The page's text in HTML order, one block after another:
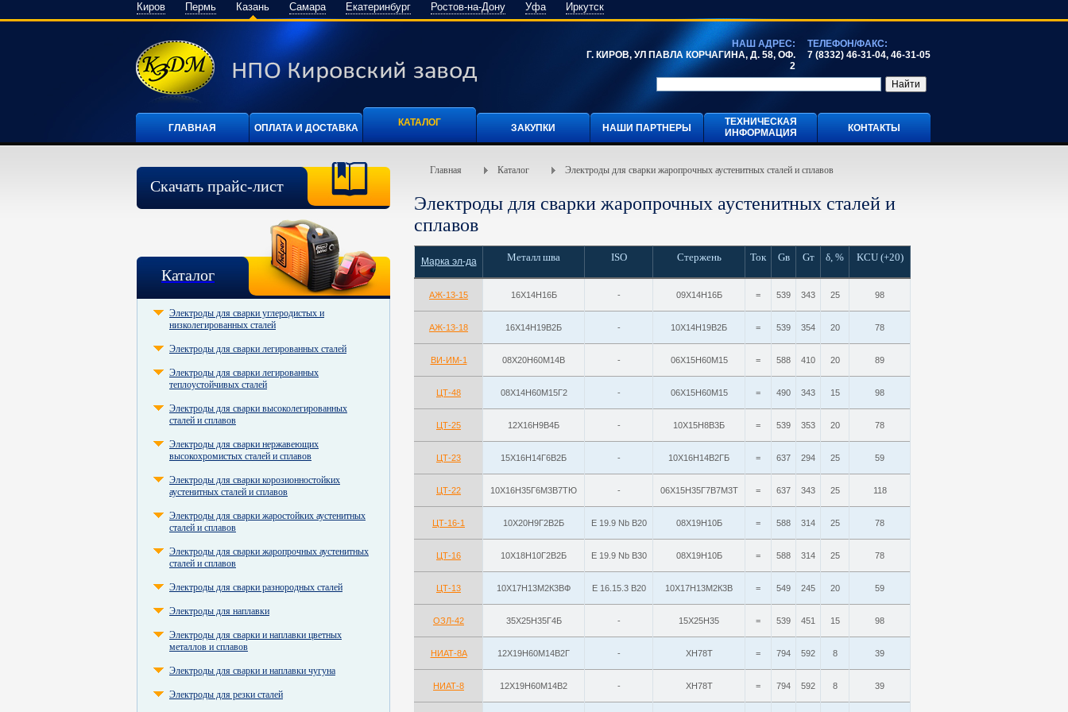
Киров Пермь Казань Самара Екатеринбург Ростов-на-Дону Уфа Иркутск
НАШ АДРЕС:
Г. КИРОВ, УЛ ПАВЛА КОРЧАГИНА, Д. 58, ОФ.
2
ТЕЛЕФОН/ФАКС:
7 (8332) 46-31-04, 46-31-05
ГЛАВНАЯ ОПЛАТА И ДОСТАВКА КАТАЛОГ ЗАКУПКИ НАШИ ПАРТНЕРЫ
ТЕХНИЧЕСКАЯ
ИНФОРМАЦИЯ
КОНТАКТЫ
Скачать прайс-лист
Каталог
Электроды для сварки углеродистых и
низколегированных сталей
Электроды для сварки легированных сталей
Электроды для сварки легированных
теплоустойчивых сталей
Электроды для сварки высоколегированных
сталей и сплавов
Электроды для сварки нержавеющих
высокохромистых сталей и сплавов
Электроды для сварки корозионностойких
аустенитных сталей и сплавов
Электроды для сварки жаростойких аустенитных
сталей и сплавов
Электроды для сварки жаропрочных аустенитных
сталей и сплавов
Электроды для сварки разнородных сталей
Электроды для наплавки
Электроды для сварки и наплавки цветных
металлов и сплавов
Электроды для сварки и наплавки чугуна
Электроды для резки сталей
Главная Каталог Электроды для сварки жаропрочных аустенитных сталей и сплавов
Электроды для сварки жаропрочных аустенитных сталей и
сплавов
Марка эл-да Металл шва ISO Стержень Ток Gв Gт δ, % KCU (+20)
АЖ-13-15 16Х14Н16Б - 09Х14Н16Б = 539 343 25 98
АЖ-13-18 16Х14Н19В2Б - 10Х14Н19В2Б = 539 354 20 78
ВИ-ИМ-1 08Х20Н60М14В - 06Х15Н60М15 = 588 410 20 89
ЦТ-48 08Х14Н60М15Г2 - 06Х15Н60М15 = 490 343 15 98
ЦТ-25 12Х16Н9В4Б - 10Х15Н8В3Б = 539 353 20 78
ЦТ-23 15Х16Н14Г6В2Б - 10Х16Н14В2ГБ = 637 294 25 59
ЦТ-22 10Х16Н35Г6М3В7ТЮ - 06Х15Н35Г7В7М3Т = 637 343 25 118
ЦТ-16-1 10Х20Н9Г2В2Б E 19.9 Nb B20 08Х19Н10Б = 588 314 25 78
ЦТ-16 10Х18Н10Г2В2Б E 19.9 Nb B30 08Х19Н10Б = 588 314 25 78
ЦТ-13 10Х17Н13М2К3ВФ E 16.15.3 B20 10Х17Н13М2К3В = 549 245 20 59
ОЗЛ-42 35Х25Н35Г4Б - 15Х25Н35 = 539 451 15 98
НИАТ-8А 12Х19Н60М14В2Г - ХН78Т = 794 592 8 39
НИАТ-8 12Х19Н60М14В2 - ХН78Т = 794 592 8 39